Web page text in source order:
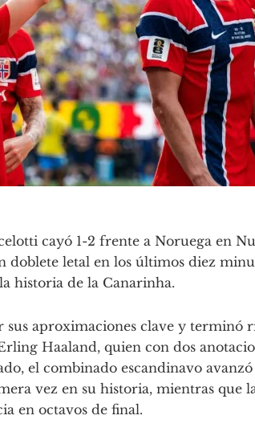
cayó 1-2 frente a Noruega en
doblete letal en los últimos diez
historia de la Canarinha.
aproximaciones clave y terminó
Haaland, quien con dos
el combinado escandinavo
vez en su historia, mientras que
en octavos de final.